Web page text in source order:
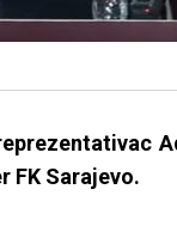
FK Sarajevo.